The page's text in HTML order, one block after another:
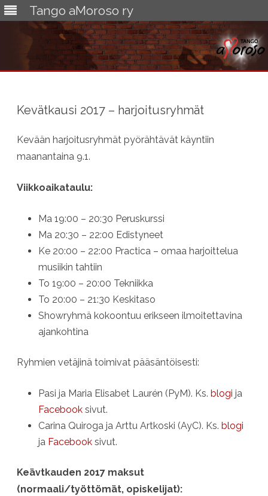
Tango aMoroso ry
Kevätkausi 2017 – harjoitusryhmät
Kevään harjoitusryhmät pyörähtävät käyntiin
maanantaina 9.1.
Viikkoaikataulu:
Ma 19:00 – 20:30 Peruskurssi
Ma 20:30 – 22:00 Edistyneet
Ke 20:00 – 22:00 Practica – omaa harjoittelua
musiikin tahtiin
To 19:00 – 20:00 Tekniikka
To 20:00 – 21:30 Keskitaso
Showryhmä kokoontuu erikseen ilmoitettavina
ajankohtina
Ryhmien vetäjinä toimivat pääsäntöisesti:
Pasi ja Maria Elisabet Laurén (PyM). Ks. blogi ja
Facebook sivut.
Carina Quiroga ja Arttu Artkoski (AyC). Ks. blogi
ja Facebook sivut.
Keävtkauden 2017 maksut
(normaali/työttömät, opiskelijat):